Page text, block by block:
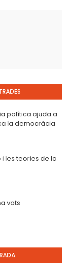
política ajuda a
la democràcia
les teories de la
vots